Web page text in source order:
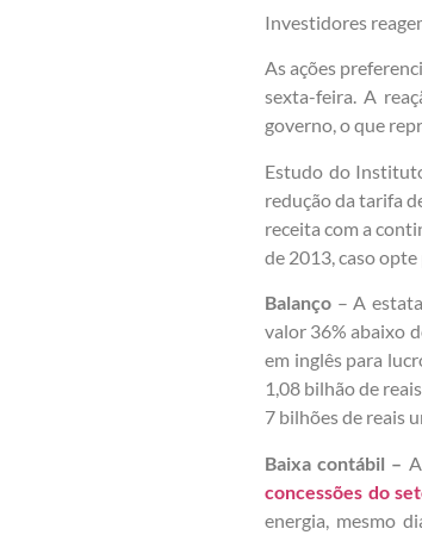
Investidores
As ações
sexta-feira. A
governo, o que
Estudo do
redução da tarifa
receita com a
de 2013, caso opte
Balanço – A
valor 36% abaixo
em inglês para
1,08 bilhão de
7 bilhões de reais
Baixa contábil –
concessões do
energia, mesmo